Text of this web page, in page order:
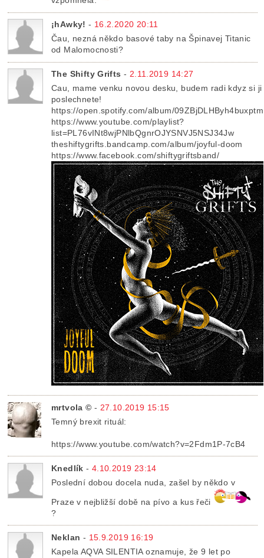
¡hAwky! - 16.2.2020 20:11
Čau, nezná někdo basové taby na Špinavej Titanic
od Malomocnosti?
The Shifty Grifts - 2.11.2019 14:27
Cau, mame venku novou desku, budem radi kdyz si ji
poslechnete!
https://open.spotify.com/album/
https://www.youtube.com/playlist?
list=PL76vINt8wjPNlbQgnrOJYSNVJ5NSJ34Jw
theshiftygrifts.bandcamp.com/album/joyful-doom
https://www.facebook.com/shiftygriftsband/
mrtvola © - 27.10.2019 15:15
Temný brexit rituál:
https://www.youtube.com/watch?v=2Fdm1P-7cB4
Knedlík - 4.10.2019 23:14
Poslední dobou docela nuda, zašel by někdo v
Praze v nejbližší době na pívo a kus řeči
?
Neklan - 15.9.2019 16:19
Kapela AQVA SILENTIA oznamuje, že 9 let po